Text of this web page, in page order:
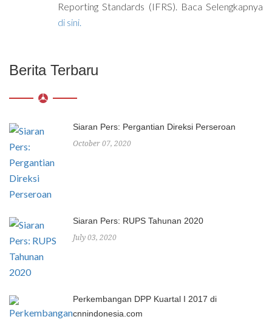
Reporting Standards (IFRS). Baca Selengkapnya
di sini.
Berita Terbaru
Siaran Pers: Pergantian Direksi Perseroan
October 07, 2020
Siaran Pers: RUPS Tahunan 2020
July 03, 2020
Perkembangan DPP Kuartal I 2017 di
cnnindonesia.com